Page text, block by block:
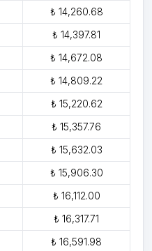
₺ 14,260.68
₺ 14,397.81
₺ 14,672.08
₺ 14,809.22
₺ 15,220.62
₺ 15,357.76
₺ 15,632.03
₺ 15,906.30
₺ 16,112.00
₺ 16,317.71
₺ 16,591.98